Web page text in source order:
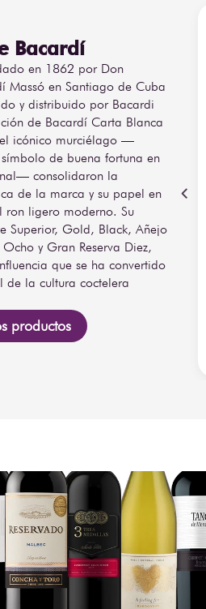
Bacardí
en 1862 por Don
Massó en Santiago de Cuba
y distribuido por Bacardi
de Bacardí Carta Blanca
icónico murciélago —
de buena fortuna en
consolidaron la
de la marca y su papel en
ron ligero moderno. Su
Superior, Gold, Black, Añejo
y Gran Reserva Diez,
que se ha convertido
de la cultura coctelera
productos